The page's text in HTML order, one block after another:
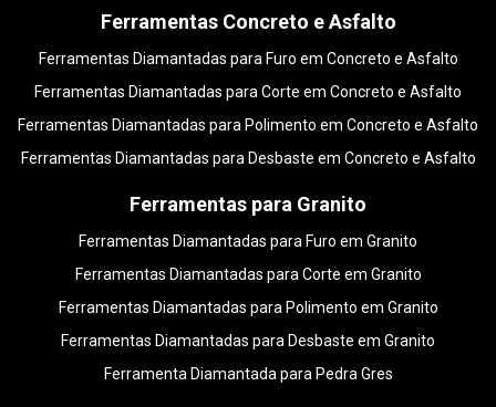
Ferramentas Concreto e Asfalto
Ferramentas Diamantadas para Furo em Concreto e Asfalto
Ferramentas Diamantadas para Corte em Concreto e Asfalto
Ferramentas Diamantadas para Polimento em Concreto e Asfalto
Ferramentas Diamantadas para Desbaste em Concreto e Asfalto
Ferramentas para Granito
Ferramentas Diamantadas para Furo em Granito
Ferramentas Diamantadas para Corte em Granito
Ferramentas Diamantadas para Polimento em Granito
Ferramentas Diamantadas para Desbaste em Granito
Ferramenta Diamantada para Pedra Gres